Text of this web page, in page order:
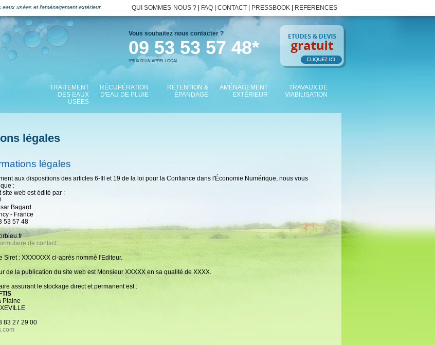
QUI SOMMES-NOUS ? FAQ CONTACT PRESSBOOK REFERENCES
usées et l’aménagement extérieur
Vous souhaitez nous contacter ?
09 53 53 57 48*
*PRIX D'UN APPEL LOCAL
TRAITEMENT
DES EAUX
USÉES
RÉCUPÉRATION
D'EAU DE PLUIE
RÉTENTION &
ÉPANDAGE
AMÉNAGEMENT
EXTÉRIEUR
TRAVAUX DE
VIABILISATION
légales
légales
aux dispositions des articles 6-III et 19 de la loi pour la Confiance dans l'Économie Numérique, nous vous
:
site web est édité par :
Bagard
- France
53 57 48
de contact
Siret : XXXXXXX ci-après nommé l'Editeur.
de la publication du site web est Monsieur XXXXX en sa qualité de XXXX.
assurant le stockage direct et permanent est :
Plaine
83 27 29 00